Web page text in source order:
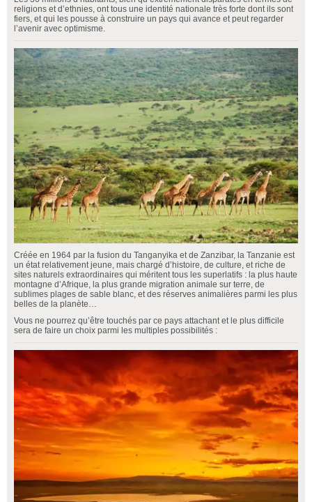
religions et d’ethnies, ont tous une identité nationale très forte dont ils sont
fiers, et qui les pousse à construire un pays qui avance et peut regarder
l’avenir avec optimisme.
Créée en 1964 par la fusion du Tanganyika et de Zanzibar, la Tanzanie est
un état relativement jeune, mais chargé d’histoire, de culture, et riche de
sites naturels extraordinaires qui méritent tous les superlatifs : la plus haute
montagne d’Afrique, la plus grande migration animale sur terre, de
sublimes plages de sable blanc, et des réserves animalières parmi les plus
belles de la planète…
Vous ne pourrez qu’être touchés par ce pays attachant et le plus difficile
sera de faire un choix parmi les multiples possibilités :